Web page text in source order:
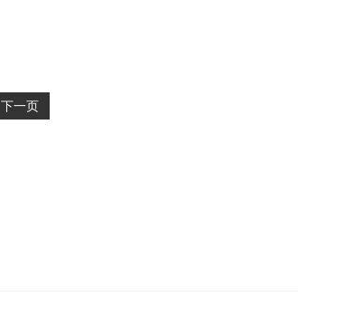
下一页